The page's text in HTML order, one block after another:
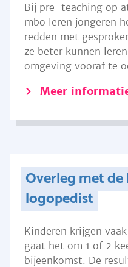
Bij pre-teaching op
mbo leren jongeren
redden met
ze beter kunnen
omgeving vooraf te
Meer
Overleg met
logopedist
Kinderen krijgen
gaat het om 1 of 2
bijeenkomst. De